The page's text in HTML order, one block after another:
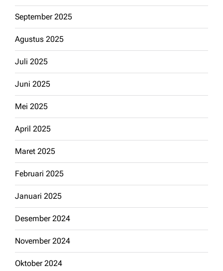
September 2025
Agustus 2025
Juli 2025
Juni 2025
Mei 2025
April 2025
Maret 2025
Februari 2025
Januari 2025
Desember 2024
November 2024
Oktober 2024